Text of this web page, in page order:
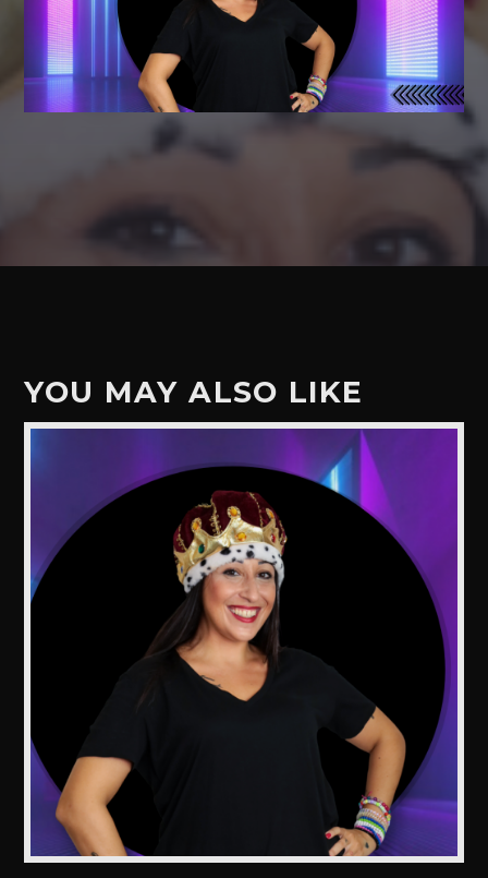
YOU MAY ALSO LIKE